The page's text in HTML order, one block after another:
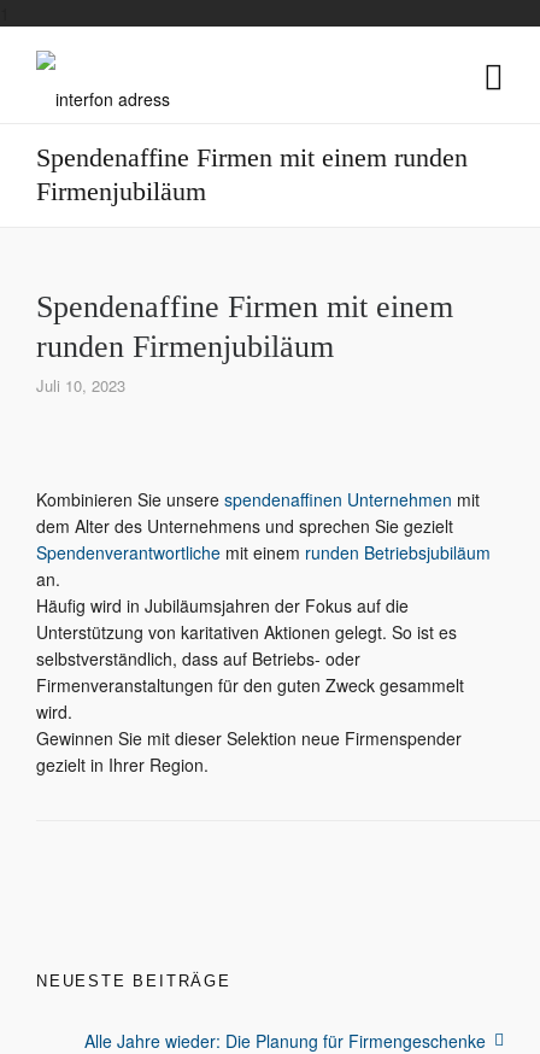
Spendenaffine Firmen mit einem runden
Firmenjubiläum
Spendenaffine Firmen mit einem
runden Firmenjubiläum
Juli 10, 2023
Kombinieren Sie unsere spendenaffinen Unternehmen mit
dem Alter des Unternehmens und sprechen Sie gezielt
Spendenverantwortliche mit einem runden Betriebsjubiläum
an.
Häufig wird in Jubiläumsjahren der Fokus auf die
Unterstützung von karitativen Aktionen gelegt. So ist es
selbstverständlich, dass auf Betriebs- oder
Firmenveranstaltungen für den guten Zweck gesammelt
wird.
Gewinnen Sie mit dieser Selektion neue Firmenspender
gezielt in Ihrer Region.
NEUESTE BEITRÄGE
Alle Jahre wieder: Die Planung für Firmengeschenke